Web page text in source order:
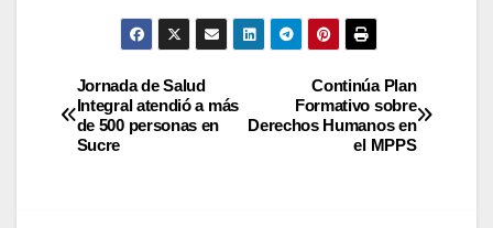
Continúa Plan
Formativo sobre
Derechos Humanos en
el MPPS
Jornada de Salud
Integral atendió a más
de 500 personas en
Sucre